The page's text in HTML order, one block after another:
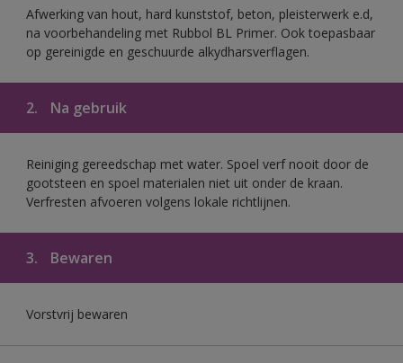
Afwerking van hout, hard kunststof, beton, pleisterwerk e.d,
na voorbehandeling met Rubbol BL Primer. Ook toepasbaar
op gereinigde en geschuurde alkydharsverflagen.
2. Na gebruik
Reiniging gereedschap met water. Spoel verf nooit door de
gootsteen en spoel materialen niet uit onder de kraan.
Verfresten afvoeren volgens lokale richtlijnen.
3. Bewaren
Vorstvrij bewaren